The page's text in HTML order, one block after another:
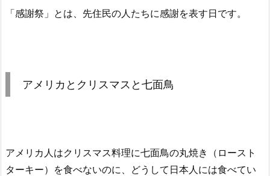
「感謝祭」とは、先住民の人たちに感謝を表す日です。
アメリカとクリスマスと七面鳥
アメリカ人はクリスマス料理に七面鳥の丸焼き（ロースト
ターキー）を食べないのに、どうして日本人には食べてい